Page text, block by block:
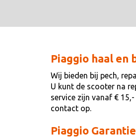
Piaggio haal en
Wij bieden bij pech,
U kunt de scooter na
service zijn vanaf €
contact op.
Piaggio Garantie